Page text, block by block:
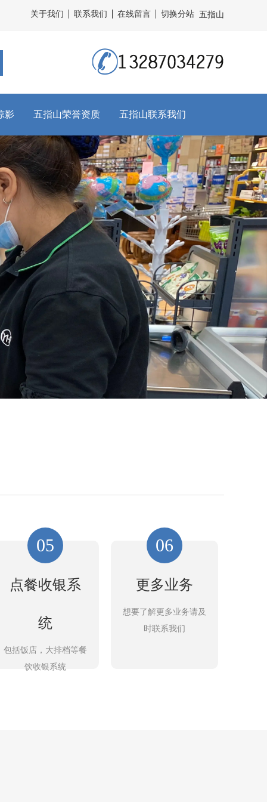
关于我们 联系我们 在线留言 五指山
切换分站
影 五指山荣誉资质 五指山联系我们
05
点餐收银系
统
包括饭店，大排档等餐
饮收银系统
06
更多业务
想要了解更多业务请及
时联系我们